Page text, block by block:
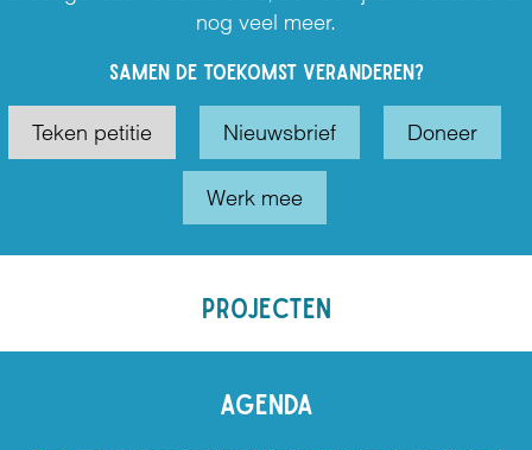
nog veel meer.
SAMEN DE TOEKOMST VERANDEREN?
Teken petitie Nieuwsbrief Doneer
Werk mee
PROJECTEN
AGENDA